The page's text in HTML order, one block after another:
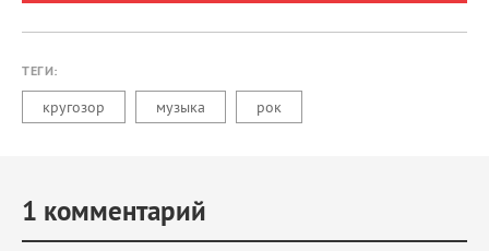
ТЕГИ:
кругозор музыка рок
1 комментарий